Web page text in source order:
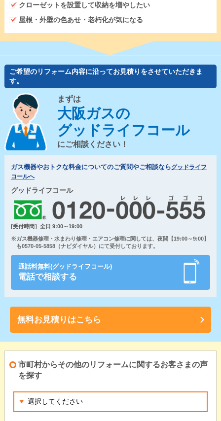
クローゼットを設置して収納を増やしたい
屋根・外壁の色あせ・老朽化が気になる
ご希望のリフォーム内容に沿ってお見積りをさせていただきま
す。
まずは
大阪ガスの
グッドライフコール
にご相談ください！
ガス機器やおトクな料金についてのご質問やご相談ならグッドライフ
コールへ
グッドライフコール
[受付時間］全日 9:00～19:00
※ガス機器修理・水まわり修理・エアコン修理に関しては、夜間【19:00～9:00】
も0570-05-5858（ナビダイヤル）にて受付しております。
通話料無料(グッドライフコール)
電話で相談する
無料お見積りはこちら
市町村からその他のリフォームに関するお客さまの声
を探す